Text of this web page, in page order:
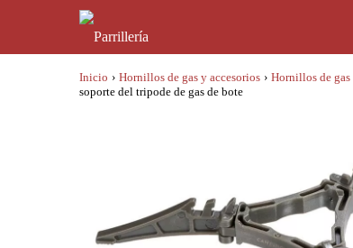
Inicio › Hornillos de gas y accesorios › Hornillos de gas
soporte del tripode de gas de bote